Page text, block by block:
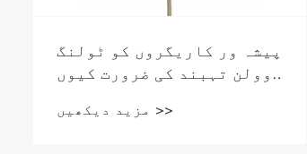
پیشہ ور کاریگروں کو ٹولنگ
وولن تہبند کی ضرورت کیوں
مزید دیکھیں >>